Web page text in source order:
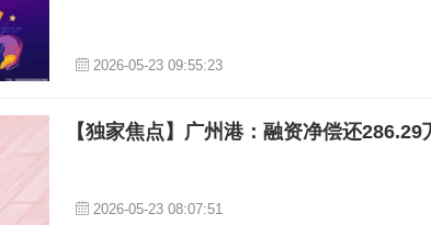
2026-05-23 09:55:23
【独家焦点】广州港：融资净偿还
2026-05-23 08:07:51